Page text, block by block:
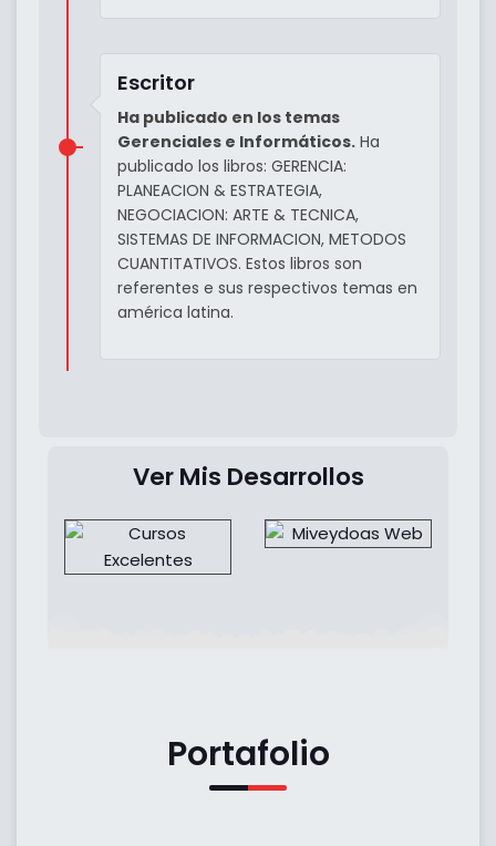
Escritor
Ha publicado en los temas
Gerenciales e Informáticos. Ha
publicado los libros: GERENCIA:
PLANEACION & ESTRATEGIA,
NEGOCIACION: ARTE & TECNICA,
SISTEMAS DE INFORMACION, METODOS
CUANTITATIVOS. Estos libros son
referentes e sus respectivos temas en
américa latina.
Ver Mis Desarrollos
Portafolio